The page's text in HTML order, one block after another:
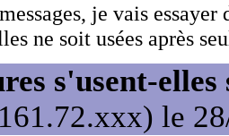
je vais
ne soit usées après
s'usent-
le